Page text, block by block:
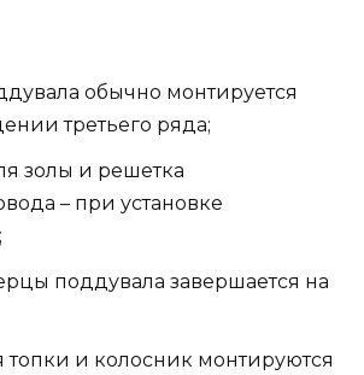
обычно монтируется
третьего ряда;
золы и решетка
– при установке
поддувала завершается на
топки и колосник монтируются